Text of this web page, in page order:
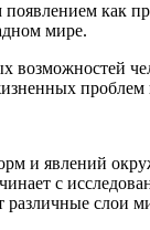
появлением как
мире.
возможностей
проблем
и явлений
с
слои